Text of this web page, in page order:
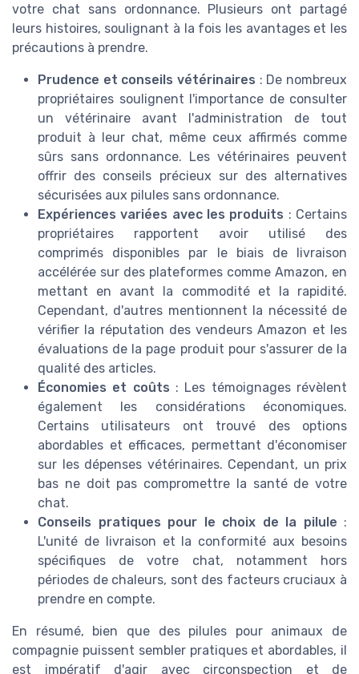
votre chat sans ordonnance. Plusieurs ont partagé
leurs histoires, soulignant à la fois les avantages et les
précautions à prendre.
Prudence et conseils vétérinaires : De nombreux
propriétaires soulignent l'importance de consulter
un vétérinaire avant l'administration de tout
produit à leur chat, même ceux affirmés comme
sûrs sans ordonnance. Les vétérinaires peuvent
offrir des conseils précieux sur des alternatives
sécurisées aux pilules sans ordonnance.
Expériences variées avec les produits : Certains
propriétaires rapportent avoir utilisé des
comprimés disponibles par le biais de livraison
accélérée sur des plateformes comme Amazon, en
mettant en avant la commodité et la rapidité.
Cependant, d'autres mentionnent la nécessité de
vérifier la réputation des vendeurs Amazon et les
évaluations de la page produit pour s'assurer de la
qualité des articles.
Économies et coûts : Les témoignages révèlent
également les considérations économiques.
Certains utilisateurs ont trouvé des options
abordables et efficaces, permettant d'économiser
sur les dépenses vétérinaires. Cependant, un prix
bas ne doit pas compromettre la santé de votre
chat.
Conseils pratiques pour le choix de la pilule :
L'unité de livraison et la conformité aux besoins
spécifiques de votre chat, notamment hors
périodes de chaleurs, sont des facteurs cruciaux à
prendre en compte.
En résumé, bien que des pilules pour animaux de
compagnie puissent sembler pratiques et abordables, il
est impératif d'agir avec circonspection et de